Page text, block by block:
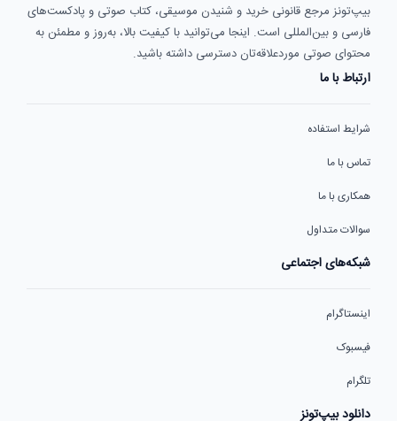
بیپ‌تونز مرجع قانونی خرید و شنیدن موسیقی، کتاب صوتی و پادکست‌های
فارسی و بین‌المللی است. اینجا می‌توانید با کیفیت بالا، به‌روز و مطمئن به
محتوای صوتی موردعلاقه‌تان دسترسی داشته باشید.
ارتباط با ما
شرایط استفاده
تماس با ما
همکاری با ما
سوالات متداول
شبکه‌های اجتماعی
اینستاگرام
فیسبوک
تلگرام
دانلود بیپ‌تونز